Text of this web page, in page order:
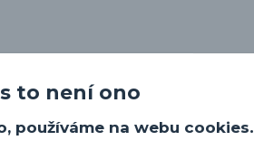
to není ono
používáme na webu cookies.